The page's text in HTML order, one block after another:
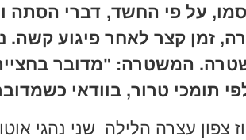
על פי החשד, דברי
זמן קצר לאחר פיגוע קשה.
המשטרה: "מדובר
תומכי טרור, בוודאי